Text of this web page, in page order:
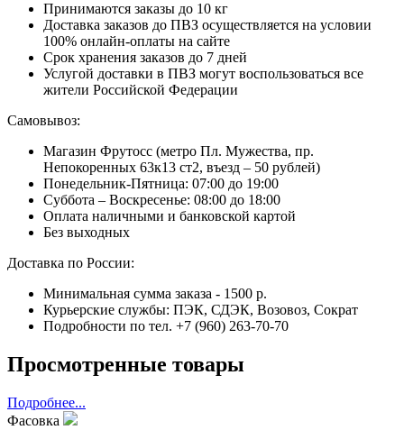
Принимаются заказы до 10 кг
Доставка заказов до ПВЗ осуществляется на условии
100% онлайн-оплаты на сайте
Срок хранения заказов до 7 дней
Услугой доставки в ПВЗ могут воспользоваться все
жители Российской Федерации
Самовывоз:
Магазин Фрутосс (метро Пл. Мужества, пр.
Непокоренных 63к13 ст2, въезд – 50 рублей)
Понедельник-Пятница: 07:00 до 19:00
Суббота – Воскресенье: 08:00 до 18:00
Оплата наличными и банковской картой
Без выходных
Доставка по России:
Минимальная сумма заказа - 1500 р.
Курьерские службы: ПЭК, СДЭК, Возовоз, Сократ
Подробности по тел. +7 (960) 263-70-70
Просмотренные товары
Подробнее...
Фасовка